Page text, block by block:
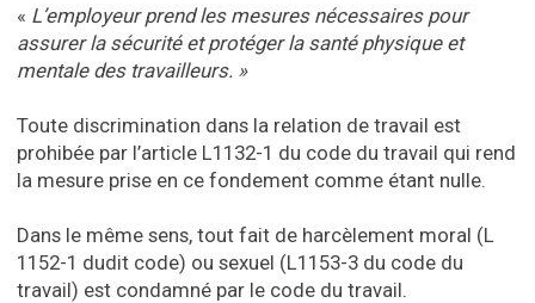
« L’employeur prend les mesures nécessaires pour
assurer la sécurité et protéger la santé physique et
mentale des travailleurs. »
Toute discrimination dans la relation de travail est
prohibée par l’article L1132-1 du code du travail qui rend
la mesure prise en ce fondement comme étant nulle.
Dans le même sens, tout fait de harcèlement moral (L
1152-1 dudit code) ou sexuel (L1153-3 du code du
travail) est condamné par le code du travail.